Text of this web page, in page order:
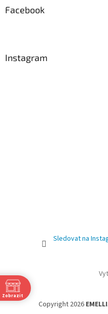
Facebook
Instagram
Sledovat na
Copyright 2026 EMELLI
Zobrazit